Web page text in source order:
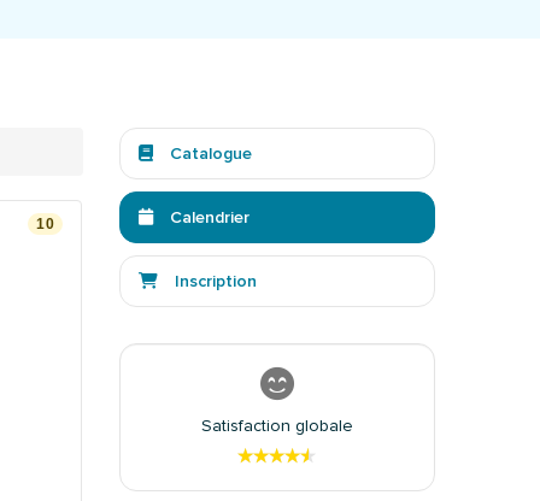
10
Catalogue
Calendrier
Inscription
Satisfaction globale
★★★★★
★★★★★